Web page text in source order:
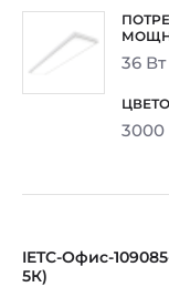
36 Вт
3000
IETC-Офис-
5К)